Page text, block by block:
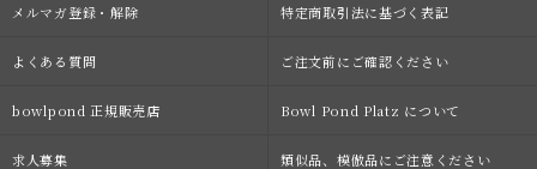
メルマガ登録・解除 特定商取引法に基づく表記
よくある質問 ご注文前にご確認ください
bowlpond 正規販売店 Bowl Pond Platz について
求人募集 類似品、模倣品にご注意ください